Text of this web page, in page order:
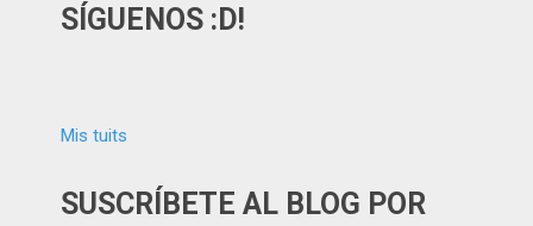
SÍGUENOS :D!
Mis tuits
SUSCRÍBETE AL BLOG POR